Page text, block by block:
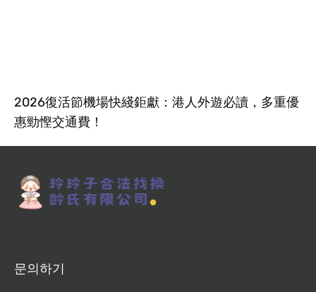
2026復活節機場快綫鉅獻：港人外遊必讀，多重優
惠勁慳交通費！
문의하기